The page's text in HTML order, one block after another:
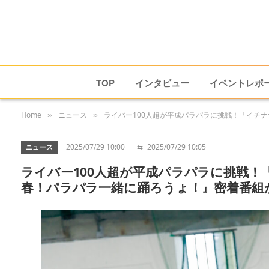
TOP インタビュー イベントレポ
Home » ニュース » ライバー100人超が平成パラパラに挑戦！「イチ
ニュース 2025/07/29 10:00 ⇆ 2025/07/29 10:05
ライバー100人超が平成パラパラに挑戦
春！パラパラ一緒に踊ろうょ！』密着番